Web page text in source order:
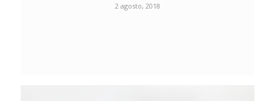
2 agosto, 2018